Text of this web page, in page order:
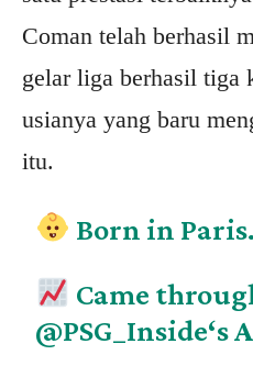
Coman telah berhasil
gelar liga berhasil tiga
usianya yang baru
itu.
Born in Paris.
Came
@PSG_Inside‘s